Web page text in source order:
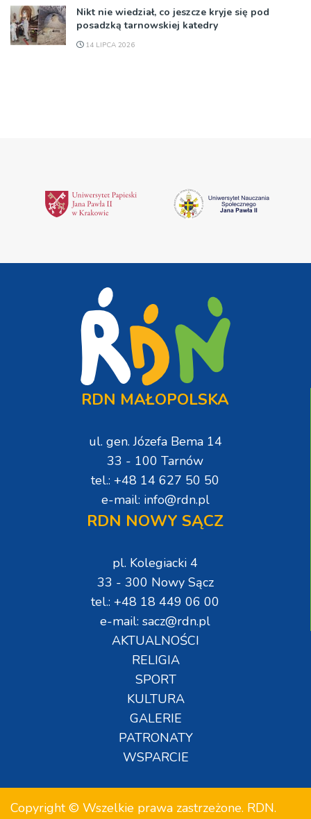
Nikt nie wiedział, co jeszcze kryje się pod
posadzką tarnowskiej katedry
14 LIPCA 2026
RDN MAŁOPOLSKA
ul. gen. Józefa Bema 14
33 - 100 Tarnów
tel.: +48 14 627 50 50
e-mail: info@rdn.pl
RDN NOWY SĄCZ
pl. Kolegiacki 4
33 - 300 Nowy Sącz
tel.: +48 18 449 06 00
e-mail: sacz@rdn.pl
AKTUALNOŚCI
RELIGIA
SPORT
KULTURA
GALERIE
PATRONATY
WSPARCIE
Copyright © Wszelkie prawa zastrzeżone. RDN.